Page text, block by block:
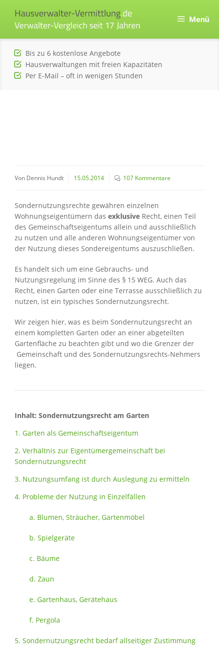
Inhalt
springen
Menü
Bis zu 6 kostenlose Angebote
Hausverwaltungen mit freien Kapazitäten
Per E-Mail – oft in wenigen Stunden
Von Dennis Hundt 15.05.2014 107 Kommentare
Sondernutzungsrechte gewähren einzelnen
Wohnungseigentümern das exklusive Recht, einen Teil
des Gemeinschaftseigentums allein und ausschließlich
zu nutzen und alle anderen Wohnungseigentümer von
der Nutzung dieses Sondereigentums auszuschließen.
Es handelt sich um eine Gebrauchs- und
Nutzungsregelung im Sinne des § 15 WEG. Auch das
Recht, einen Garten oder eine Terrasse ausschließlich zu
nutzen, ist ein typisches Sondernutzungsrecht.
Wir zeigen hier, was es beim Sondernutzungsrecht an
einem kompletten Garten oder an einer abgeteilten
Gartenfläche zu beachten gibt und wo die Grenzer der
Gemeinschaft und des Sondernutzungsrechts-Nehmers
liegen.
Inhalt: Sondernutzungsrecht am Garten
1. Garten als Gemeinschaftseigentum
2. Verhältnis zur Eigentümergemeinschaft bei
Sondernutzungsrecht
3. Nutzungsumfang ist durch Auslegung zu ermitteln
4. Probleme der Nutzung in Einzelfällen
a. Blumen, Sträucher, Gartenmöbel
b. Spielgeräte
c. Bäume
d. Zaun
e. Gartenhaus, Gerätehaus
f. Pergola
5. Sondernutzungsrecht bedarf allseitiger Zustimmung